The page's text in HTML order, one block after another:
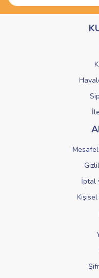
Ürün bilgilerinde
Ürün fiyatı diğer
İptal